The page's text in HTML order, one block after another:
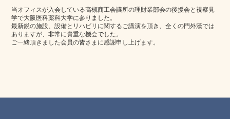
当オフィスが入会している高槻商工会議所の理財業部会の後援会と視察見
学で大阪医科薬科大学に参りました。
最新鋭の施設、設備とリハビリに関するご講演を頂き、全くの門外漢では
ありますが、非常に貴重な機会でした。
ご一緒頂きました会員の皆さまに感謝申し上げます。